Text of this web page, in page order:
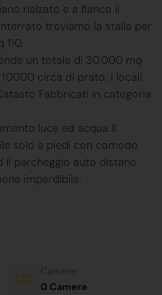
rialzato e a fianco il
troviamo la stalla per
un totale di 30.000 mq
circa di prato. I locali
Fabbricati in categoria
luce ed acqua Il
solo a piedi con comodo
il parcheggio auto distano
imperdibile.
Camere:
0 Camere